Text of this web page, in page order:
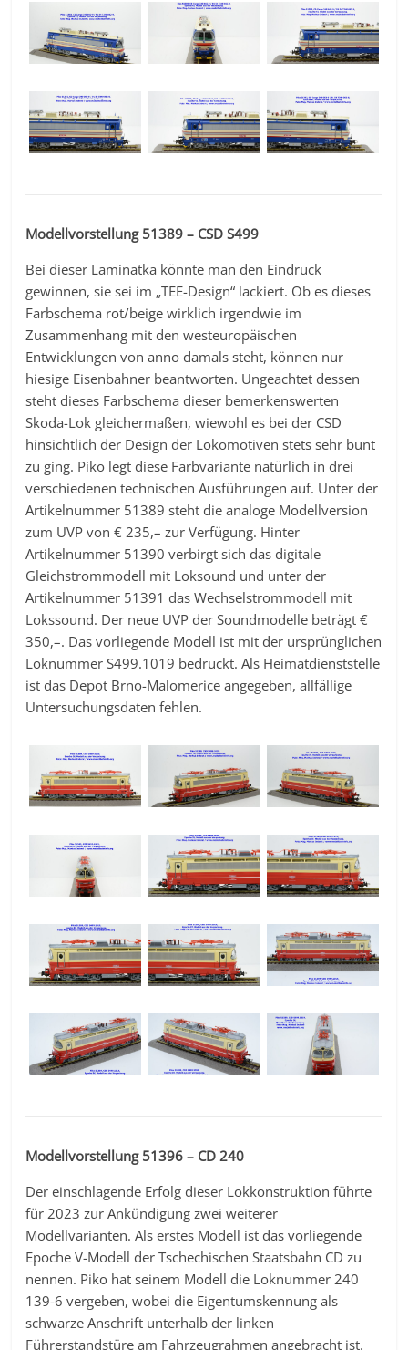
Modellvorstellung 51389 – CSD S499
Bei dieser Laminatka könnte man den Eindruck
gewinnen, sie sei im „TEE-Design“ lackiert. Ob es dieses
Farbschema rot/beige wirklich irgendwie im
Zusammenhang mit den westeuropäischen
Entwicklungen von anno damals steht, können nur
hiesige Eisenbahner beantworten. Ungeachtet dessen
steht dieses Farbschema dieser bemerkenswerten
Skoda-Lok gleichermaßen, wiewohl es bei der CSD
hinsichtlich der Design der Lokomotiven stets sehr bunt
zu ging. Piko legt diese Farbvariante natürlich in drei
verschiedenen technischen Ausführungen auf. Unter der
Artikelnummer 51389 steht die analoge Modellversion
zum UVP von € 235,– zur Verfügung. Hinter
Artikelnummer 51390 verbirgt sich das digitale
Gleichstrommodell mit Loksound und unter der
Artikelnummer 51391 das Wechselstrommodell mit
Lokssound. Der neue UVP der Soundmodelle beträgt €
350,–. Das vorliegende Modell ist mit der ursprünglichen
Loknummer S499.1019 bedruckt. Als Heimatdienststelle
ist das Depot Brno-Malomerice angegeben, allfällige
Untersuchungsdaten fehlen.
Modellvorstellung 51396 – CD 240
Der einschlagende Erfolg dieser Lokkonstruktion führte
für 2023 zur Ankündigung zwei weiterer
Modellvarianten. Als erstes Modell ist das vorliegende
Epoche V-Modell der Tschechischen Staatsbahn CD zu
nennen. Piko hat seinem Modell die Loknummer 240
139-6 vergeben, wobei die Eigentumskennung als
schwarze Anschrift unterhalb der linken
Führerstandstüre am Fahrzeugrahmen angebracht ist.